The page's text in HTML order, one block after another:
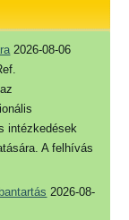
2026-08-06
intézkedések
A felhívás
2026-08-